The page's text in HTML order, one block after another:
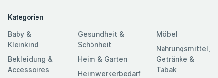
Kategorien
Baby &
Kleinkind
Bekleidung &
Accessoires
Gesundheit &
Schönheit
Heim & Garten
Heimwerkerbedarf
Möbel
Nahrungsmittel,
Getränke &
Tabak